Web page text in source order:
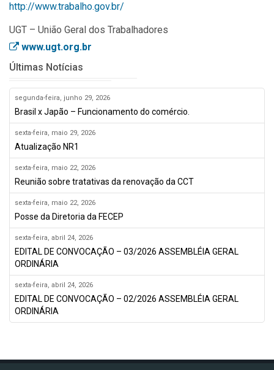
http://www.trabalho.gov.br/
UGT – União Geral dos Trabalhadores
www.ugt.org.br
Últimas Notícias
segunda-feira, junho 29, 2026
Brasil x Japão – Funcionamento do comércio.
sexta-feira, maio 29, 2026
Atualização NR1
sexta-feira, maio 22, 2026
Reunião sobre tratativas da renovação da CCT
sexta-feira, maio 22, 2026
Posse da Diretoria da FECEP
sexta-feira, abril 24, 2026
EDITAL DE CONVOCAÇÃO – 03/2026 ASSEMBLÉIA GERAL
ORDINÁRIA
sexta-feira, abril 24, 2026
EDITAL DE CONVOCAÇÃO – 02/2026 ASSEMBLÉIA GERAL
ORDINÁRIA